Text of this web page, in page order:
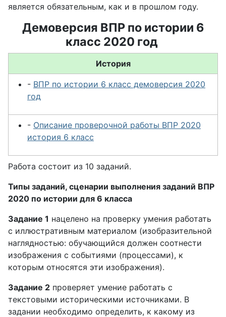
является обязательным, как и в прошлом году.
Демоверсия ВПР по истории 6
класс 2020 год
История
- ВПР по истории 6 класс демоверсия 2020
год
- Описание проверочной работы ВПР 2020
история 6 класс
Работа состоит из 10 заданий.
Типы заданий, сценарии выполнения заданий ВПР
2020 по истории для 6 класса
Задание 1 нацелено на проверку умения работать
с иллюстративным материалом (изобразительной
наглядностью: обучающийся должен соотнести
изображения с событиями (процессами), к
которым относятся эти изображения).
Задание 2 проверяет умение работать с
текстовыми историческими источниками. В
задании необходимо определить, к какому из